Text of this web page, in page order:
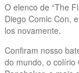
O elenco de “The
Diego Comic Con,
los novamente.
Confiram nosso
do mundo, o colírio